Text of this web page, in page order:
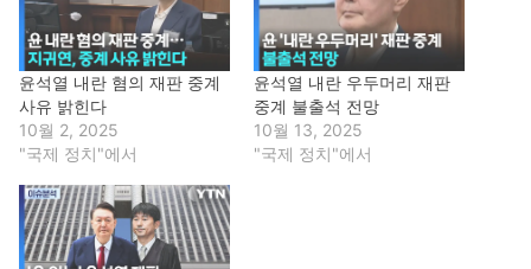
윤석열 내란 혐의 재판 중계
사유 밝힌다
10월 2, 2025
"국제 정치"에서
윤석열 내란 우두머리 재판
중계 불출석 전망
10월 13, 2025
"국제 정치"에서